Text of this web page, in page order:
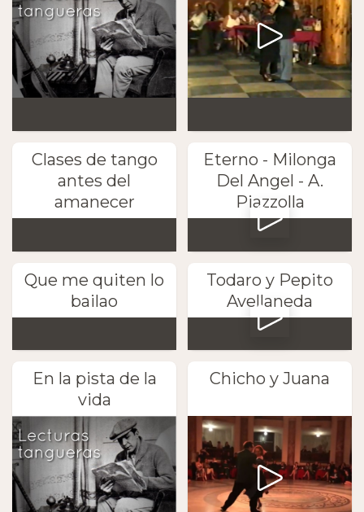
Clases de tango
antes del
amanecer
Eterno - Milonga
Del Angel - A.
Piazzolla
Que me quiten lo
bailao
Todaro y Pepito
Avellaneda
En la pista de la
vida
Chicho y Juana